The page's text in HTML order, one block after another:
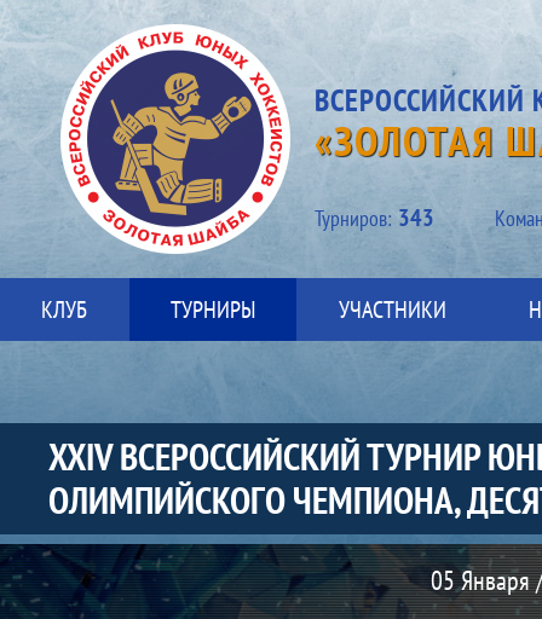
«ЗОЛОТАЯ
Турниров: 343
КЛУБ ТУРНИРЫ УЧАСТНИКИ
XXIV ВСЕРОССИЙСКИЙ ТУРНИР
ОЛИМПИЙСКОГО ЧЕМПИОНА,
Матч
05 Января